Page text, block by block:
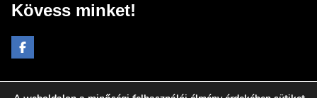
Kövess minket!